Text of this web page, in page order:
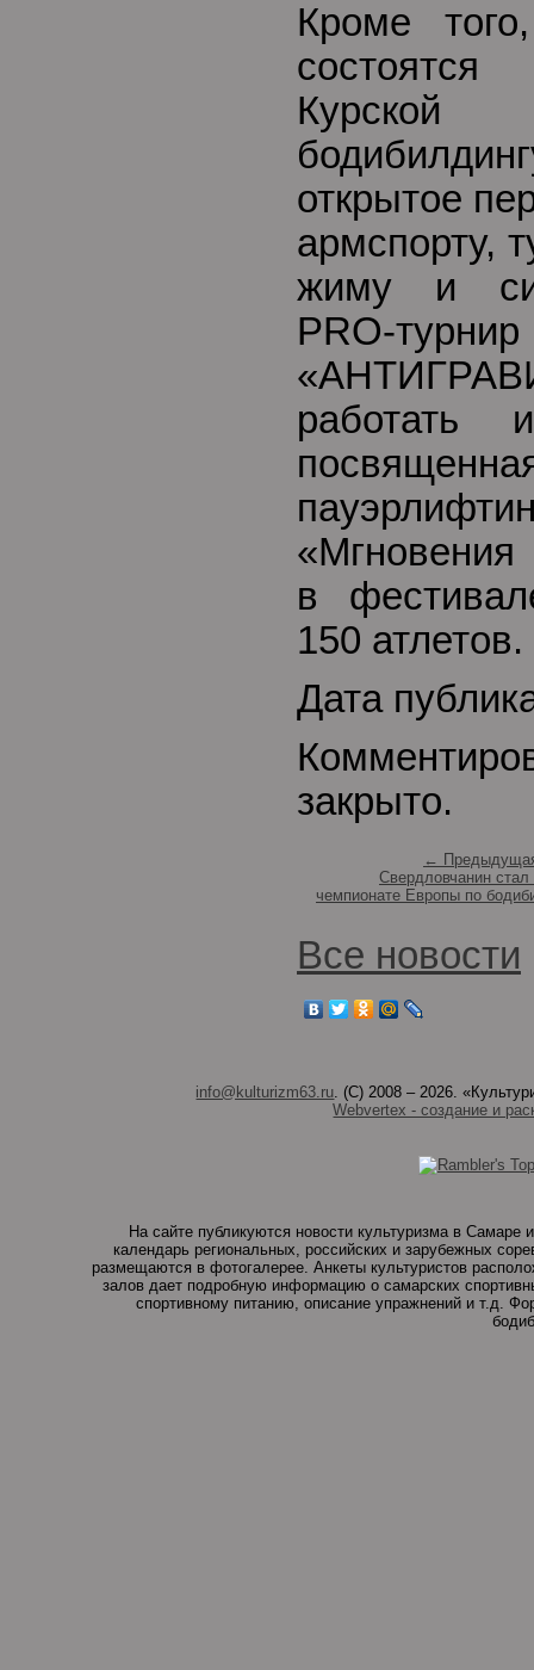
Кроме
открытое
армспорту,
жиму и
PRO-турнир
работать
в
150 атлетов.
Дата
закрыто.
←
Свердловчанин
чемпионате Европы по
Все новости
info@kulturizm63.ru. (C) 2008 – 2026.
Webvertex - создание и
На сайте публикуются новости культуризма в
календарь региональных, российских и зарубежных
размещаются в фотогалерее. Анкеты культуристов
залов дает подробную информацию о самарских
спортивному питанию, описание упражнений и т.д.